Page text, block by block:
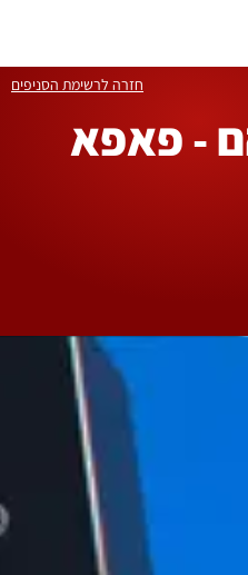
- פאפא
חזרה לרשימת הסניפים